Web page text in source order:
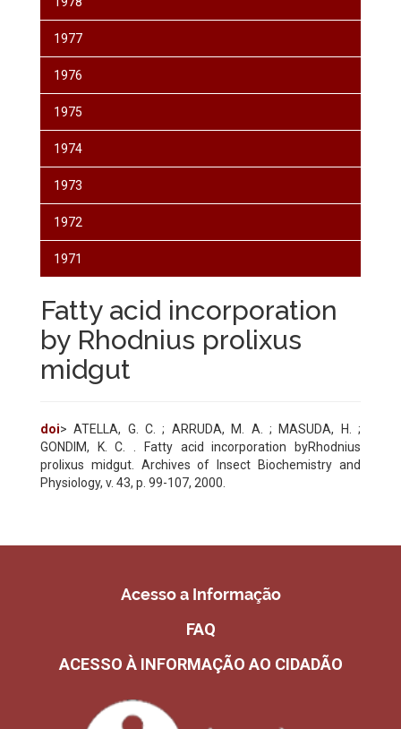
1977
1976
1975
1974
1973
1972
1971
Fatty acid incorporation
by Rhodnius prolixus
midgut
doi> ATELLA, G. C. ; ARRUDA, M. A. ; MASUDA, H. ;
GONDIM, K. C. . Fatty acid incorporation byRhodnius
prolixus midgut. Archives of Insect Biochemistry and
Physiology, v. 43, p. 99-107, 2000.
Acesso a Informação
FAQ
ACESSO À INFORMAÇÃO AO CIDADÃO